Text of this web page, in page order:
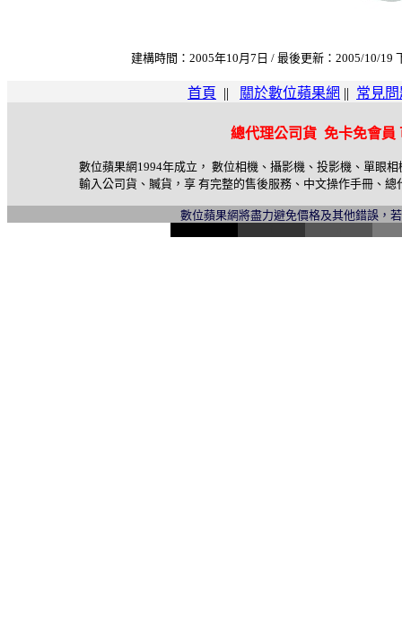
建構時間：2005年10月7日 / 最後更新：2005/10/
首頁 || 關於數位蘋果網 || 常見
總代理公司貨 免卡免會
數位蘋果網1994年成立， 數位相機、攝影機、投影機、單眼
輸入公司貨、贓貨，享 有完整的售後服務、中文操作手冊、
數位蘋果網將盡力避免價格及其他錯誤，